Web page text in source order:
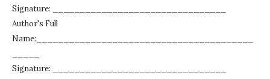
Signature: ________________________________
Author's Full
Name:________________________________________
Signature: ________________________________